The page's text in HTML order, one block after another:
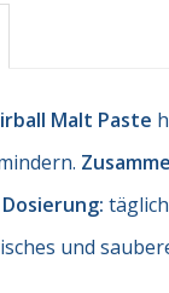
Malt Paste
Dosierung:
und